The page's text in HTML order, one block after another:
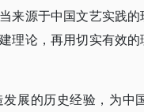
来源于中国文艺实践
理论，再用切实有效
展的历史经验，为中